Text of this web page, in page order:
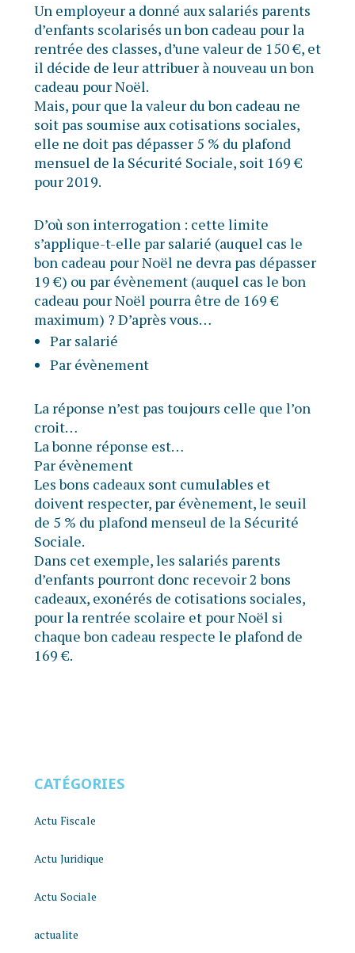
Un employeur a donné aux salariés parents
d’enfants scolarisés un bon cadeau pour la
rentrée des classes, d’une valeur de 150 €, et
il décide de leur attribuer à nouveau un bon
cadeau pour Noël.
Mais, pour que la valeur du bon cadeau ne
soit pas soumise aux cotisations sociales,
elle ne doit pas dépasser 5 % du plafond
mensuel de la Sécurité Sociale, soit 169 €
pour 2019.
D’où son interrogation : cette limite
s’applique-t-elle par salarié (auquel cas le
bon cadeau pour Noël ne devra pas dépasser
19 €) ou par évènement (auquel cas le bon
cadeau pour Noël pourra être de 169 €
maximum) ? D’après vous…
Par salarié
Par évènement
La réponse n’est pas toujours celle que l’on
croit…
La bonne réponse est…
Par évènement
Les bons cadeaux sont cumulables et
doivent respecter, par évènement, le seuil
de 5 % du plafond menseul de la Sécurité
Sociale.
Dans cet exemple, les salariés parents
d’enfants pourront donc recevoir 2 bons
cadeaux, exonérés de cotisations sociales,
pour la rentrée scolaire et pour Noël si
chaque bon cadeau respecte le plafond de
169 €.
CATÉGORIES
Actu Fiscale
Actu Juridique
Actu Sociale
actualite